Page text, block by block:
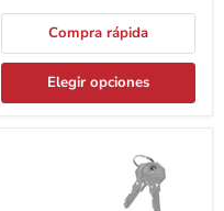
Compra rápida
Elegir opciones